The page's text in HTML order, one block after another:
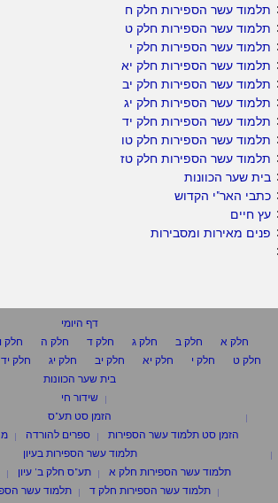
תלמוד עשר הספירות חלק ח
תלמוד עשר הספירות חלק ט
תלמוד עשר הספירות חלק י
תלמוד עשר הספירות חלק יא
תלמוד עשר הספירות חלק יב
תלמוד עשר הספירות חלק יג
תלמוד עשר הספירות חלק יד
תלמוד עשר הספירות חלק טו
תלמוד עשר הספירות חלק טז
בית שער הכוונות
כתבי האר"י הקדוש
עץ חיים
פנים מאירות ומסבירות
דף היומי
חלק א
חלק ב חלק ג חלק ד חלק ה חלק ו
חלק ט
חלק י חלק יא חלק יב חלק יג חלק יד
בית שער הכוונות
שידור חי
הזמן סט תע"ס
הזמן סט תלמוד עשר הספירות
ספרים להורדה
תלמוד עשר הספירות בעיון
תלמוד עשר הספירות חלק א
תע"ס חלק ב' עיון
תלמוד עשר הספירות חלק ד
תלמוד עשר